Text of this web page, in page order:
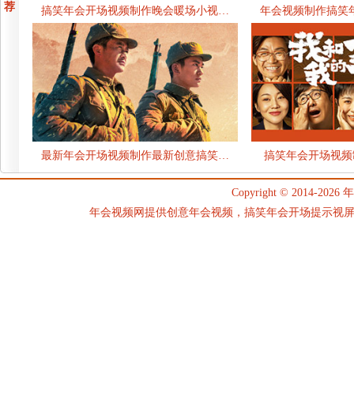
荐
搞笑年会开场视频制作晚会暖场小视… 年会视频制作搞
最新年会开场视频制作最新创意搞笑… 搞笑年会开场视
Copyright © 2014-2026
年会视频网提供创意年会视频，搞笑年会开场提示视